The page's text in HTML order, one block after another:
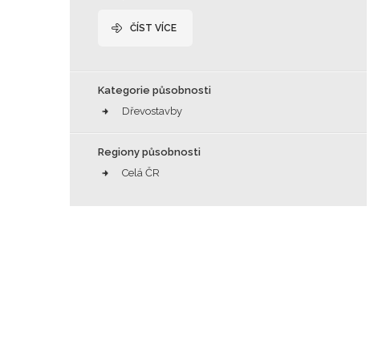
ČÍST VÍCE
Kategorie působnosti
Dřevostavby
Regiony působnosti
Celá ČR